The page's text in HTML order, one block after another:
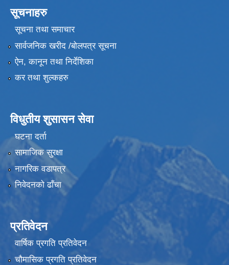
सूचनाहरु
सूचना तथा समाचार
सार्वजनिक खरीद /बोलपत्र सूचना
ऐन, कानून तथा निर्देशिका
कर तथा शुल्कहरु
विधुतीय शुसासन सेवा
घटना दर्ता
सामाजिक सुरक्षा
नागरिक वडापत्र
निवेदनको ढाँचा
प्रतिवेदन
वार्षिक प्रगति प्रतिवेदन
चौमासिक प्रगति प्रतिवेदन